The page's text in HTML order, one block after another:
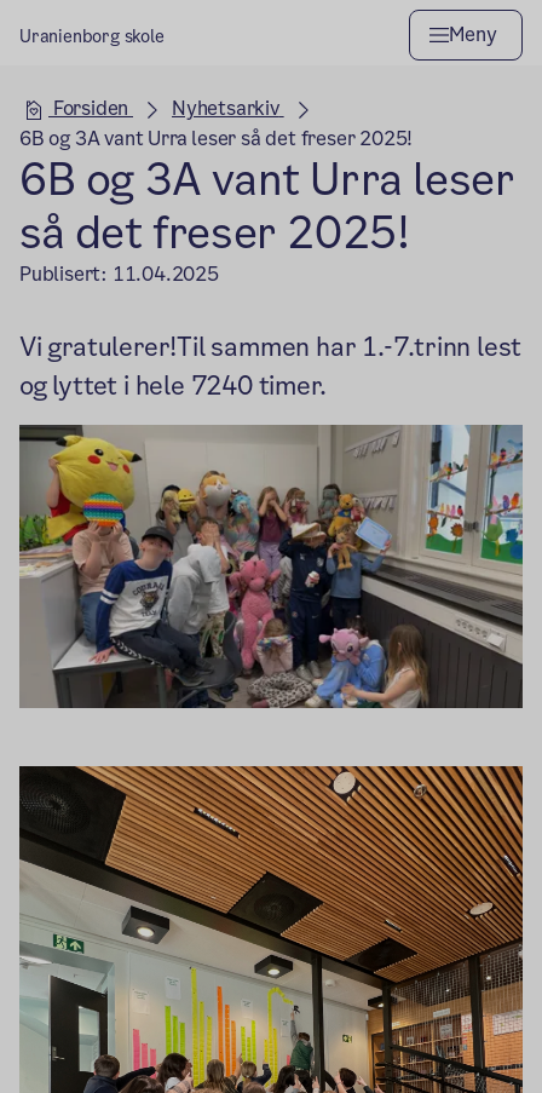
Uranienborg skole Meny
Hovedseksjon
Forsiden
Nyhetsarkiv
6B og 3A vant Urra leser så det freser 2025!
6B og 3A vant Urra leser
så det freser 2025!
Publisert: 11.04.2025
Vi gratulerer!Til sammen har 1.-7.trinn lest
og lyttet i hele 7240 timer.